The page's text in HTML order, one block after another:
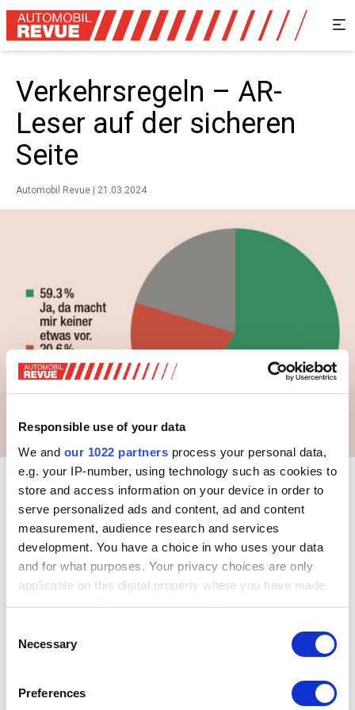
Responsible use of your data
We and our 1022 partners process your personal data,
e.g. your IP-number, using technology such as cookies to
store and access information on your device in order to
serve personalized ads and content, ad and content
measurement, audience research and services
development. You have a choice in who uses your data
and for what purposes. Your privacy choices are only
applicable on this digital property where you have made
your choices. You can change or withdraw your consent
the Privacy trigger icon.
Collect information about your geographical location
Selection
Necessary
Preferences
Verkehrsregeln – AR-
Leser auf der sicheren
Seite
Automobil Revue | 21.03.2024
In der AUTOMOBIL REVUE 12/2024 ging es um
Verkehrsregeln, die in den letzten Monaten Änderungen
erfahren haben oder bald erfahren werden. Deshalb wollte
die AR-Redaktion von ihren Lesern wissen, ob sie sich mit
den Verkehrsregeln gut auskennen. Die Antworten auf die
Frage der Woche ergaben, dass sich in Sachen
Verkehrsregeln eine deutliche Mehrheit der AR-Leser für
durch den Schilderwald an den Strassen nicht beirren. Je
rund ein Fünftel dagegen fühlt sich bisweilen überfordert
Kursen zwecks Kenntnissen von Verkehrsregeln wären